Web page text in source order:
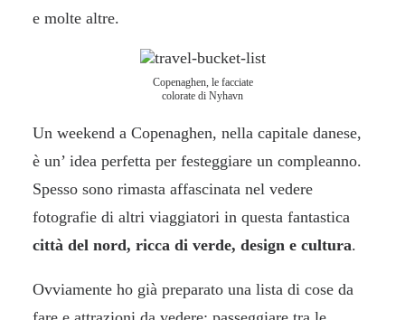
e molte altre.
Copenaghen, le facciate
colorate di Nyhavn
Un weekend a Copenaghen, nella capitale danese,
è un’ idea perfetta per festeggiare un compleanno.
Spesso sono rimasta affascinata nel vedere
fotografie di altri viaggiatori in questa fantastica
città del nord, ricca di verde, design e cultura.
Ovviamente ho già preparato una lista di cose da